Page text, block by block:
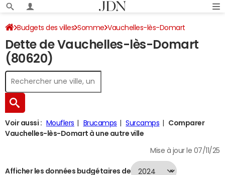
Budgets des villes Somme Vauchelles-lès-Domart
Dette au 31/12/2024
Dette de Vauchelles-lès-Domart
(80620)
Voir aussi : Mouflers Brucamps Surcamps
Comparer
Vauchelles-lès-Domart à une autre ville
Mise à jour le 07/11/25
Afficher les données budgétaires de